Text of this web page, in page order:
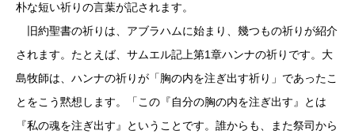
朴な短い祈りの言葉が記されます。
旧約聖書の祈りは、アブラハムに始まり、幾つもの祈りが紹介
されます。たとえば、サムエル記上第1章ハンナの祈りです。大
島牧師は、ハンナの祈りが「胸の内を注ぎ出す祈り」であったこ
とをこう黙想します。「この『自分の胸の内を注ぎ出す』とは
『私の魂を注ぎ出す』ということです。誰からも、また祭司から